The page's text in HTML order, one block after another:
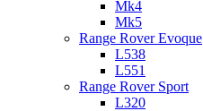
Mk4
Mk5
Range Rover Evoque
L538
L551
Range Rover Sport
L320